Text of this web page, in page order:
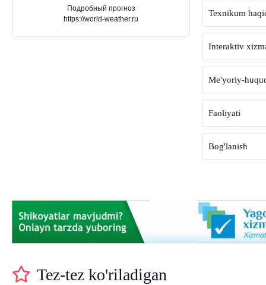
Подробный прогноз
https://world-weather.ru
Texnikum
Interaktiv
Me'yoriy-
Faoliyati
Bog'lanish
Tez-tez ko'riladigan